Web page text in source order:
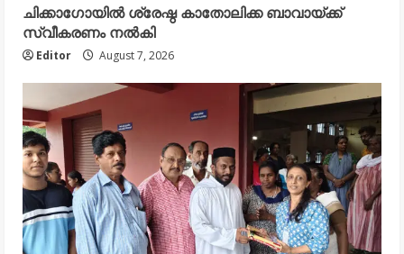
ചിക്കാഗോയിൽ ശ്രേഷ്ഠ കാതോലിക്ക ബാവായ്ക്ക്
സ്വീകരണം നൽകി
Editor August 7, 2026